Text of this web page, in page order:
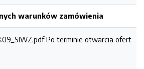
warunków zamówienia
Po terminie otwarcia ofert